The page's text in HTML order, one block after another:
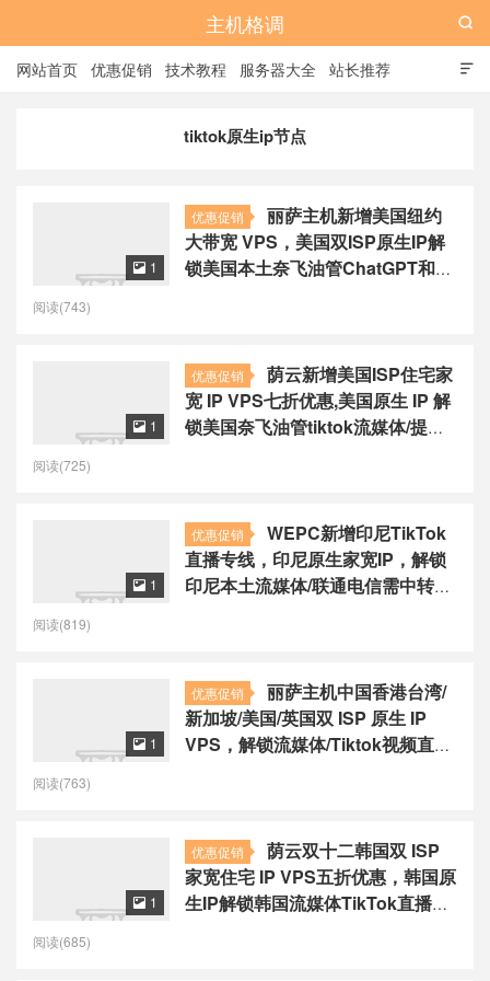
主机格调

网站首页 优惠促销 技术教程 服务器大全 站长推荐

tiktok原生ip节点
优惠促销
丽萨主机新增美国纽约
大带宽 VPS，美国双ISP原生IP解
锁美国本土奈飞油管ChatGPT和
 1
阅读(743)
优惠促销
荫云新增美国ISP住宅家
宽 IP VPS七折优惠,美国原生 IP 解
锁美国奈飞油管tiktok流媒体/提供
 1
阅读(725)
优惠促销
WEPC新增印尼TikTok
直播专线，印尼原生家宽IP，解锁
印尼本土流媒体/联通电信需中转，
 1
阅读(819)
优惠促销
丽萨主机中国香港台湾/
新加坡/美国/英国双 ISP 原生 IP
VPS，解锁流媒体/Tiktok视频直播
 1
阅读(763)
优惠促销
荫云双十二韩国双 ISP
家宽住宅 IP VPS五折优惠，韩国原
生IP解锁韩国流媒体TikTok直播，
 1
阅读(685)